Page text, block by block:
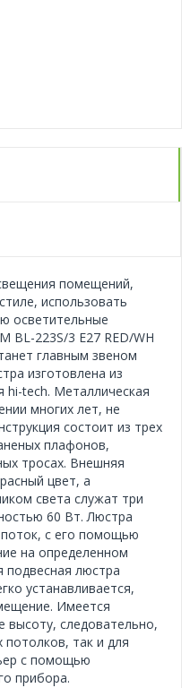
помещений,
использовать
осветительные
BL-223S/3 E27 RED/WH
главным звеном
изготовлена из
hi-tech. Металлическая
многих лет, не
состоит из трех
плафонов,
тросах. Внешняя
цвет, а
света служат три
60 Вт. Люстра
с его помощью
на определенном
подвесная люстра
устанавливается,
Имеется
высоту, следовательно,
потолков, так и для
с помощью
прибора.